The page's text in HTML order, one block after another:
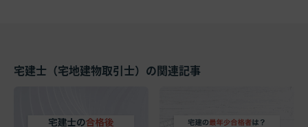
宅建士（宅地建物取引士）の関連記事